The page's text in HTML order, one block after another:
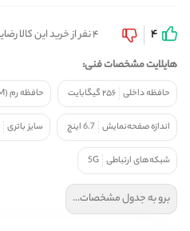
4
4 نفر از خرید این کالا رضایت داشتند.
هایلایت مشخصات فنی:
حافظه داخلی ۲۵۶ گیگابایت حافظه رم (RAM)
اندازه صفحه‌نمایش 6.7 اینچ سایز باتری
شبکه‌های ارتباطی 5G
برو به جدول مشخصات...